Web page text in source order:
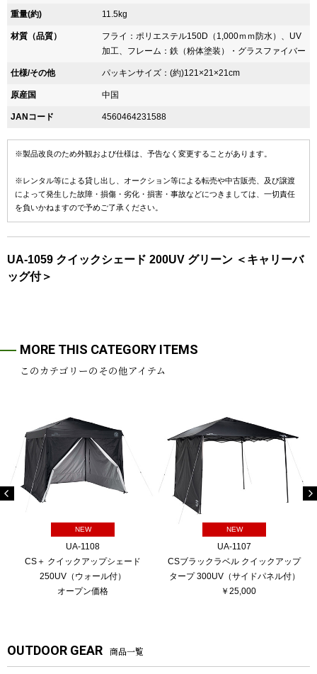
重量(約) 11.5kg
材質（品質）
フライ：ポリエステル150D（1,000ｍｍ防水）、UV
加工、フレーム：鉄（粉体塗装）・グラスファイバー
仕様/その他 パッキンサイズ：(約)121×21×21cm
原産国 中国
JANコード 4560464231588
※製品改良のため外観および仕様は、予告なく変更することがあります。
※レンタル等による貸し出し、オークション等による転売や中古販売、及び譲渡
によって発生した故障・損傷・劣化・損害・事故などにつきましては、一切責任
を負いかねますので予めご了承ください。
UA-1059 クイックシェード 200UV グリーン ＜キャリーバ
ッグ付＞
MORE THIS CATEGORY ITEMS
このカテゴリーのその他アイテム
NEW
UA-1108
CS＋ クイックアップシェード
250UV（ウォール付）
オープン価格
NEW
UA-1107
CSブラックラベル クイックアップ
タープ 300UV（サイドパネル付）
￥25,000
OUTDOOR GEAR 商品一覧